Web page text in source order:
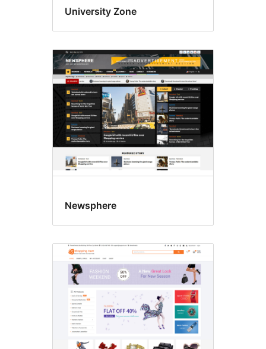
University Zone
Newsphere